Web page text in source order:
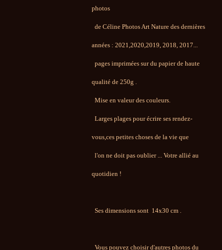
photos
de Céline Photos Art Nature des dernières
années : 2021,2020,2019, 2018, 2017...
pages imprimées sur du papier de haute
qualité de 250g .
Mise en valeur des couleurs.
Larges plages pour écrire ses rendez-
vous,ces petites choses de la vie que
l'on ne doit pas oublier ... Votre allié au
quotidien !
Ses dimensions sont 14x30 cm
Vous pouvez choisir d'autres photos du